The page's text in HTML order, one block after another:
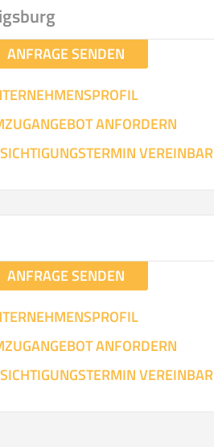
ANFRAGE SENDEN
ANFORDERN
ANFRAGE SENDEN
ANFORDERN